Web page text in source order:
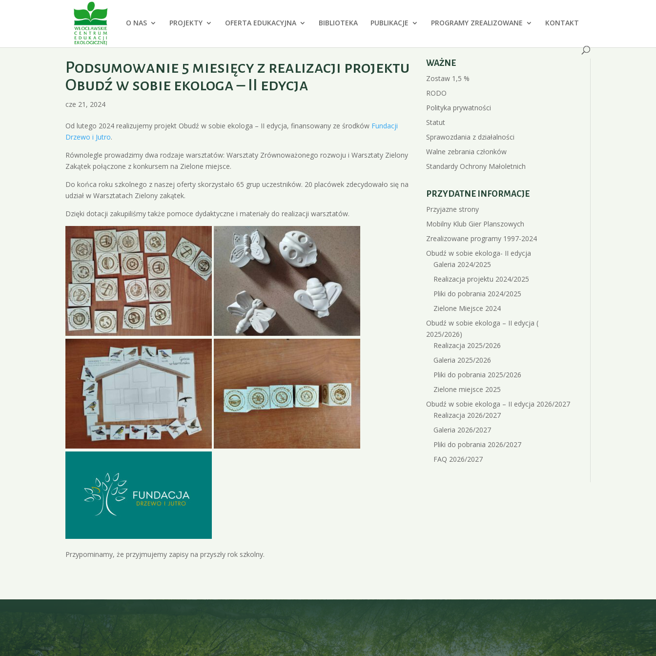
O NAS PROJEKTY OFERTA EDUKACYJNA BIBLIOTEKA PUBLIKACJE PROGRAMY ZREALIZOWANE KONTAKT
Podsumowanie 5 miesięcy z realizacji projektu
Obudź w sobie ekologa – II edycja
cze 21, 2024
Od lutego 2024 realizujemy projekt Obudź w sobie ekologa – II edycja, finansowany ze środków Fundacji
Drzewo i Jutro.
Równolegle prowadzimy dwa rodzaje warsztatów: Warsztaty Zrównoważonego rozwoju i Warsztaty Zielony
Zakątek połączone z konkursem na Zielone miejsce.
Do końca roku szkolnego z naszej oferty skorzystało 65 grup uczestników. 20 placówek zdecydowało się na
udział w Warsztatach Zielony zakątek.
Dzięki dotacji zakupiliśmy także pomoce dydaktyczne i materiały do realizacji warsztatów.
Przypominamy, że przyjmujemy zapisy na przyszły rok szkolny.
WAŻNE
Zostaw 1,5 %
RODO
Polityka prywatności
Statut
Sprawozdania z działalności
Walne zebrania członków
Standardy Ochrony Małoletnich
PRZYDATNE INFORMACJE
Przyjazne strony
Mobilny Klub Gier Planszowych
Zrealizowane programy 1997-2024
Obudź w sobie ekologa- II edycja
Galeria 2024/2025
Realizacja projektu 2024/2025
Pliki do pobrania 2024/2025
Zielone Miejsce 2024
Obudź w sobie ekologa – II edycja (
2025/2026)
Realizacja 2025/2026
Galeria 2025/2026
Pliki do pobrania 2025/2026
Zielone miejsce 2025
Obudź w sobie ekologa – II edycja 2026/2027
Realizacja 2026/2027
Galeria 2026/2027
Pliki do pobrania 2026/2027
FAQ 2026/2027